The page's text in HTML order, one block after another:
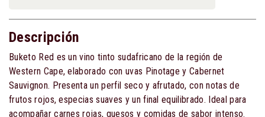
Descripción
Buketo Red es un vino tinto sudafricano de la región de
Western Cape, elaborado con uvas Pinotage y Cabernet
Sauvignon. Presenta un perfil seco y afrutado, con notas de
frutos rojos, especias suaves y un final equilibrado. Ideal para
acompañar carnes rojas, quesos y comidas de sabor intenso.